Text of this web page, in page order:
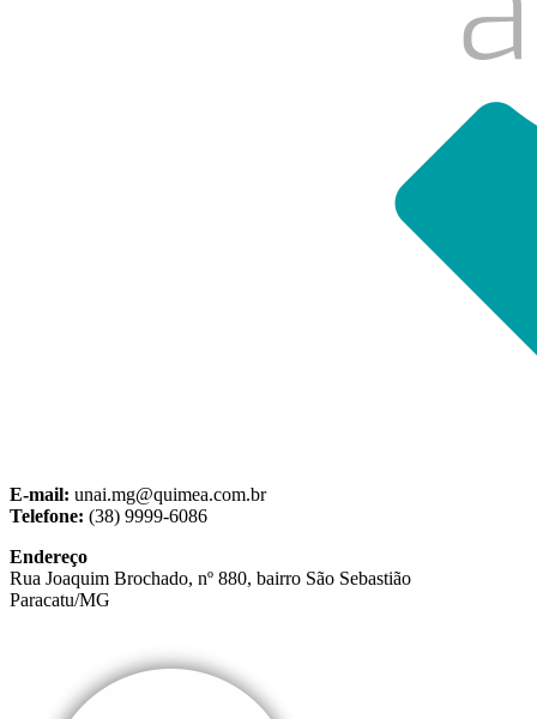
E-mail: unai.mg@quimea.com.br
Telefone: (38) 9999-6086
Endereço
Rua Joaquim Brochado, nº 880, bairro São Sebastião
Paracatu/MG